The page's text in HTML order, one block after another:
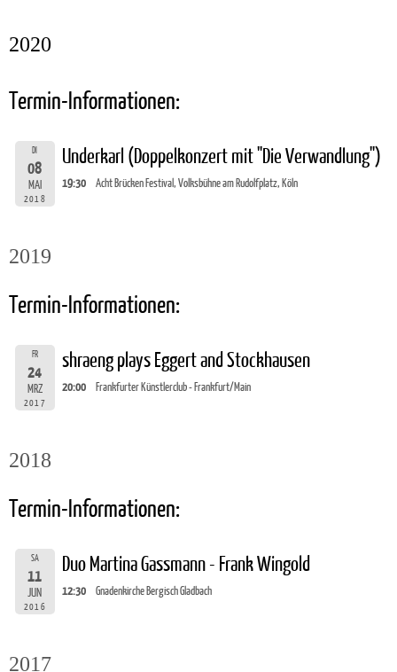
2020
Termin-Informationen:
DI
08
MAI
2018
Underkarl (Doppelkonzert mit "Die Verwandlung")
19:30 Acht Brücken Festival, Volksbühne am Rudolfplatz, Köln
2019
Termin-Informationen:
FR
24
MRZ
2017
shraeng plays Eggert and Stockhausen
20:00 Frankfurter Künstlerclub - Frankfurt/Main
2018
Termin-Informationen:
SA
11
JUN
2016
Duo Martina Gassmann - Frank Wingold
12:30 Gnadenkirche Bergisch Gladbach
2017